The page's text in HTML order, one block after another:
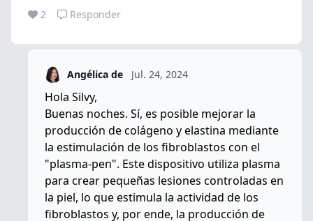
2 Responder
Angélica de Jul. 24, 2024
Hola Silvy,
Buenas noches. Sí, es posible mejorar la
producción de colágeno y elastina mediante
la estimulación de los fibroblastos con el
"plasma-pen". Este dispositivo utiliza plasma
para crear pequeñas lesiones controladas en
la piel, lo que estimula la actividad de los
fibroblastos y, por ende, la producción de